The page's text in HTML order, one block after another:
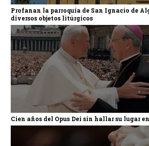
Profanan la parroquia de San Ignacio de
diversos objetos litúrgicos
Cien años del Opus Dei sin hallar su lugar